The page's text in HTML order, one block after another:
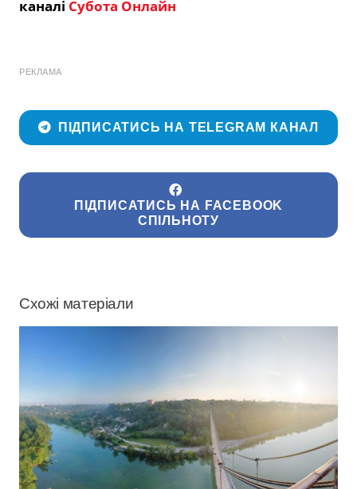
каналі Субота Онлайн
РЕКЛАМА
ПІДПИСАТИСЬ НА TELEGRAM КАНАЛ
ПІДПИСАТИСЬ НА FACEBOOK
СПІЛЬНОТУ
Схожі матеріали